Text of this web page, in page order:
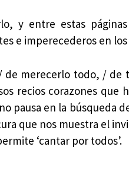
y entre estas
e imperecederos en
merecerlo todo, / de
recios corazones que
pausa en la búsqueda
que nos muestra el
‘cantar por todos’.